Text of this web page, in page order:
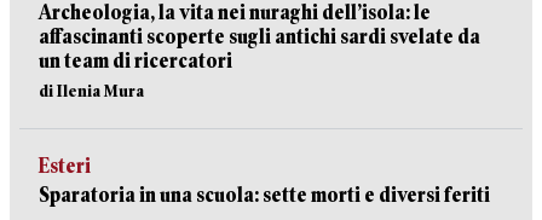
Archeologia, la vita nei nuraghi dell’isola: le
affascinanti scoperte sugli antichi sardi svelate da
un team di ricercatori
di Ilenia Mura
Esteri
Sparatoria in una scuola: sette morti e diversi feriti